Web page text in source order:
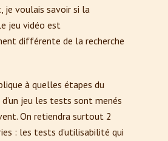
je voulais savoir si la
jeu vidéo est
différente de la recherche
à quelles étapes du
jeu les tests sont menés
On retiendra surtout 2
: les tests d’utilisabilité qui